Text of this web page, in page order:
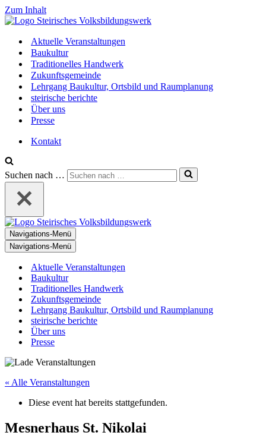
Zum Inhalt
Aktuelle Veranstaltungen
Baukultur
Traditionelles Handwerk
Zukunftsgemeinde
Lehrgang Baukultur, Ortsbild und Raumplanung
steirische berichte
Über uns
Presse
Kontakt
Suchen nach …
Navigations-Menü
Navigations-Menü
Aktuelle Veranstaltungen
Baukultur
Traditionelles Handwerk
Zukunftsgemeinde
Lehrgang Baukultur, Ortsbild und Raumplanung
steirische berichte
Über uns
Presse
« Alle Veranstaltungen
Diese event hat bereits stattgefunden.
Mesnerhaus St. Nikolai